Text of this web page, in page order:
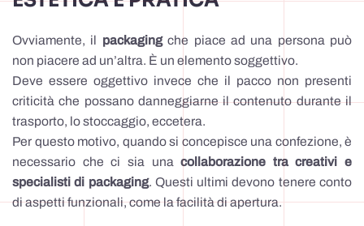
Ovviamente, il packagingche piace ad una persona può
non piacere ad un’altra. È un elemento soggettivo.
Deve essere oggettivo invece che il pacco non presenti
criticità che possano danneggiarne il contenuto durante il
trasporto, lo stoccaggio, eccetera.
Per questo motivo, quando si concepisce una confezione, è
necessario che ci sia unacollaborazione tra creativi e
specialisti di packaging. Questi ultimi devono tenere conto
di aspetti funzionali, come la facilità di apertura.